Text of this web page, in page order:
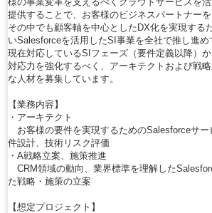
提供することで、お客様のビジネスパートナーを
その中でも顧客軸を中心としたDX化を実現する
いSalesforceを活用したSI事業を全社で推し進め
現在対応しているSIフェーズ（要件定義以降）
対応力を強化するべく、アーキテクトおよび戦
な人材を募集しています。
【業務内容】
・アーキテクト
お客様の要件を実現するためのSalesforceサー
件設計、技術リスク評価
・A戦略立案、施策推進
CRM領域の動向、業界標準を理解した
た戦略・施策の立案
【想定プロジェクト】